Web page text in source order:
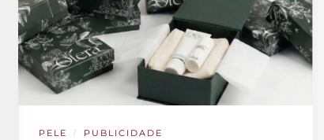
PELE / PUBLICIDADE